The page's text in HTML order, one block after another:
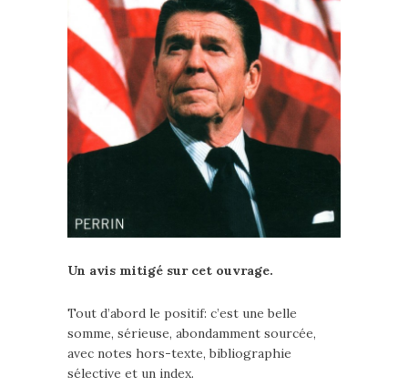
Un avis mitigé sur cet ouvrage.
Tout d’abord le positif: c’est une belle
somme, sérieuse, abondamment sourcée,
avec notes hors-texte, bibliographie
sélective et un index.